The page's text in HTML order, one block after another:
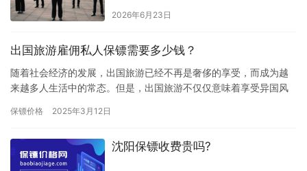
2026年6月23日
出国旅游雇佣私人保镖需要多少钱？
随着社会经济的发展，出国旅游已经不再是奢侈的享受，而成为越
来越多人生活中的常态。但是，出国旅游不仅仅意味着享受异国风
值人群…
保镖价格 2025年3月12日
沈阳保镖收费贵吗?